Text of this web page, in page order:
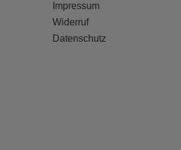
Impressum
Widerruf
Datenschutz